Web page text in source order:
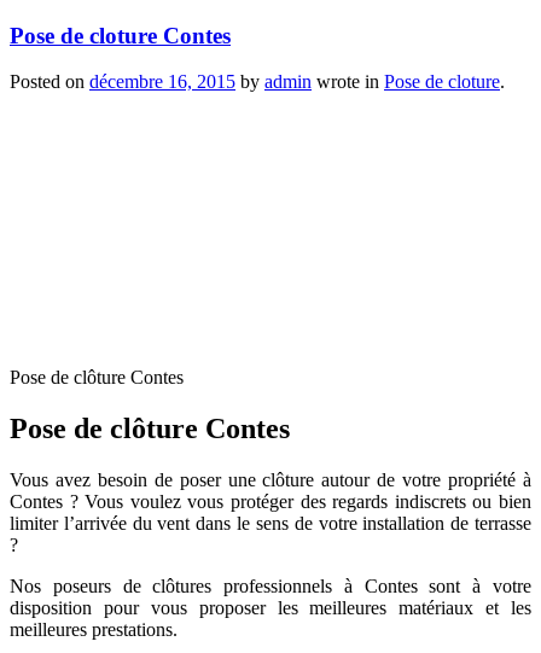
Pose de cloture Contes
Posted on décembre 16, 2015 by admin wrote in Pose de cloture.
Pose de clôture Contes
Pose de clôture Contes
Vous avez besoin de poser une clôture autour de votre propriété à
Contes ? Vous voulez vous protéger des regards indiscrets ou bien
limiter l’arrivée du vent dans le sens de votre installation de terrasse
?
Nos poseurs de clôtures professionnels à Contes sont à votre
disposition pour vous proposer les meilleures matériaux et les
meilleures prestations.